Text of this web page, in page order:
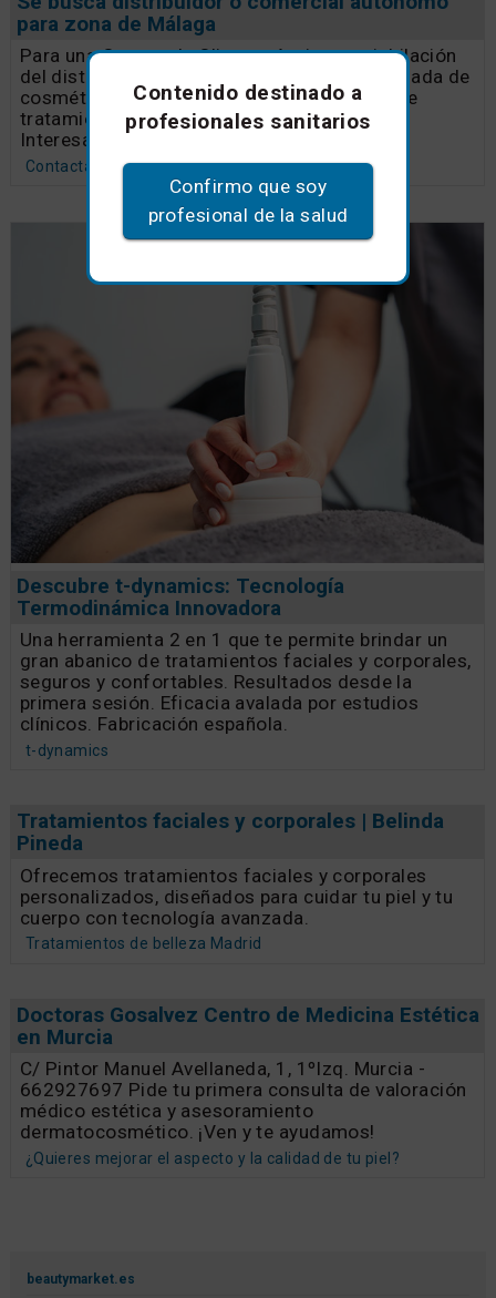
para zona de Málaga
Para una Cartera de Clientes Activa, por jubilación
del distribuidor - Marca profesional consolidada de
cosmética facial y corporal - Amplia gama de
tratamientos de cabina y venta público -
Interesados llamar Tel. 600433548
Contacta sin compromiso
Descubre t-dynamics: Tecnología
Termodinámica Innovadora
Una herramienta 2 en 1 que te permite brindar un
gran abanico de tratamientos faciales y corporales,
seguros y confortables. Resultados desde la
primera sesión. Eficacia avalada por estudios
clínicos. Fabricación española.
t-dynamics
Tratamientos faciales y corporales | Belinda
Pineda
Ofrecemos tratamientos faciales y corporales
personalizados, diseñados para cuidar tu piel y tu
cuerpo con tecnología avanzada.
Tratamientos de belleza Madrid
Doctoras Gosalvez Centro de Medicina Estética
en Murcia
C/ Pintor Manuel Avellaneda, 1, 1ºIzq. Murcia -
662927697 Pide tu primera consulta de valoración
médico estética y asesoramiento
dermatocosmético. ¡Ven y te ayudamos!
¿Quieres mejorar el aspecto y la calidad de tu piel?
beautymarket.es
Contenido destinado a
profesionales sanitarios
Confirmo que soy
profesional de la salud